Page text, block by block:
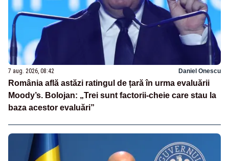
7 aug. 2026, 08:42 Daniel Onescu
România află astăzi ratingul de țară în urma evaluării
Moody’s. Bolojan: „Trei sunt factorii-cheie care stau la
baza acestor evaluări”